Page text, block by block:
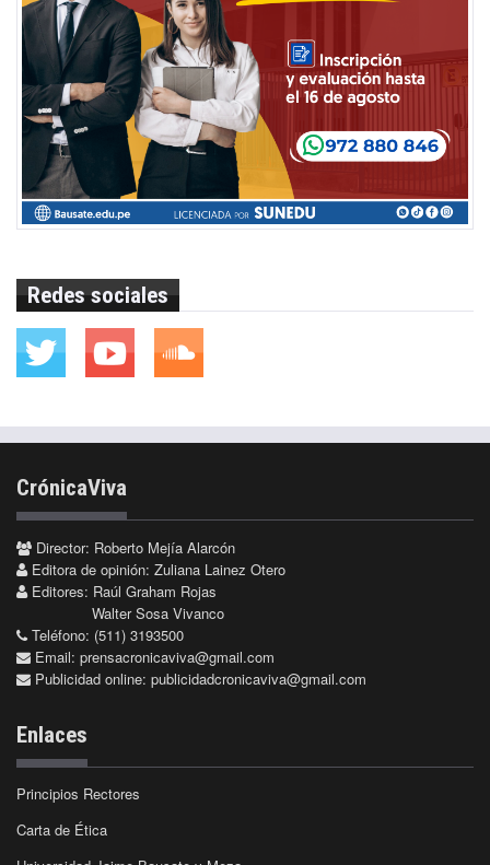
Redes sociales
CrónicaViva
Director: Roberto Mejía Alarcón
Editora de opinión: Zuliana Lainez Otero
Editores: Raúl Graham Rojas
Walter Sosa Vivanco
Teléfono: (511) 3193500
Email: prensacronicaviva@gmail.com
Publicidad online: publicidadcronicaviva@gmail.com
Enlaces
Principios Rectores
Carta de Ética